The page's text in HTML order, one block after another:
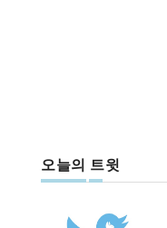
오늘의 트윗